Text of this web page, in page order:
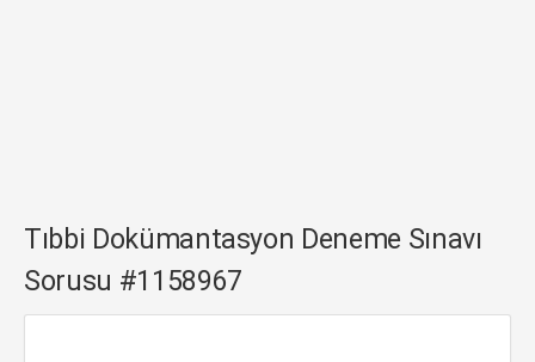
Tıbbi Dokümantasyon Deneme Sınavı
Sorusu #1158967